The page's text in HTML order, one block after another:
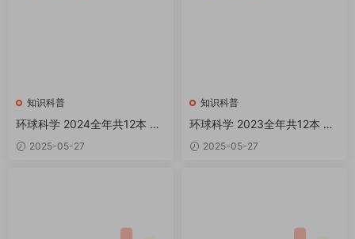
知识科普
环球科学 2024全年共12本 PD
F
2025-05-27
知识科普
环球科学 2023全年共12本 PD
F
2025-05-27